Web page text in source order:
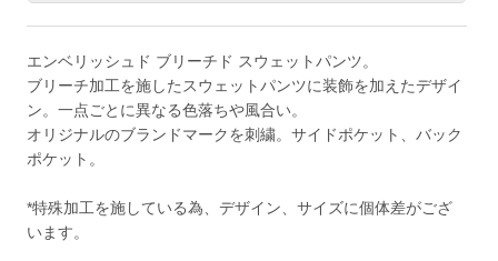
エンベリッシュド ブリーチド スウェットパンツ。
ブリーチ加工を施したスウェットパンツに装飾を加えたデザイ
ン。一点ごとに異なる色落ちや風合い。
オリジナルのブランドマークを刺繍。サイドポケット、バック
ポケット。
*特殊加工を施している為、デザイン、サイズに個体差がござ
います。